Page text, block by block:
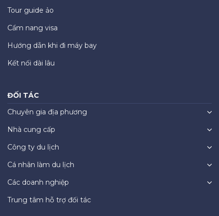
Tour guide ảo
Cẩm nang visa
Hướng dẫn khi đi máy bay
Kết nối dài lâu
ĐỐI TÁC
Chuyên gia địa phương
Nhà cung cấp
Công ty du lịch
Cá nhân làm du lịch
Các doanh nghiệp
Trung tâm hỗ trợ đối tác